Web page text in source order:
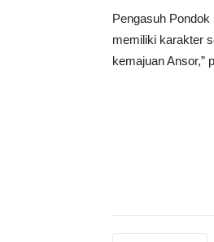
Pengasuh
memiliki karakter
kemajuan Ansor,”